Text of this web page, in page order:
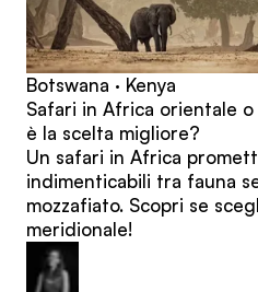
Botswana · Kenya
Safari in Africa orientale
è la scelta migliore?
Un safari in Africa
indimenticabili tra fauna
mozzafiato. Scopri se
meridionale!